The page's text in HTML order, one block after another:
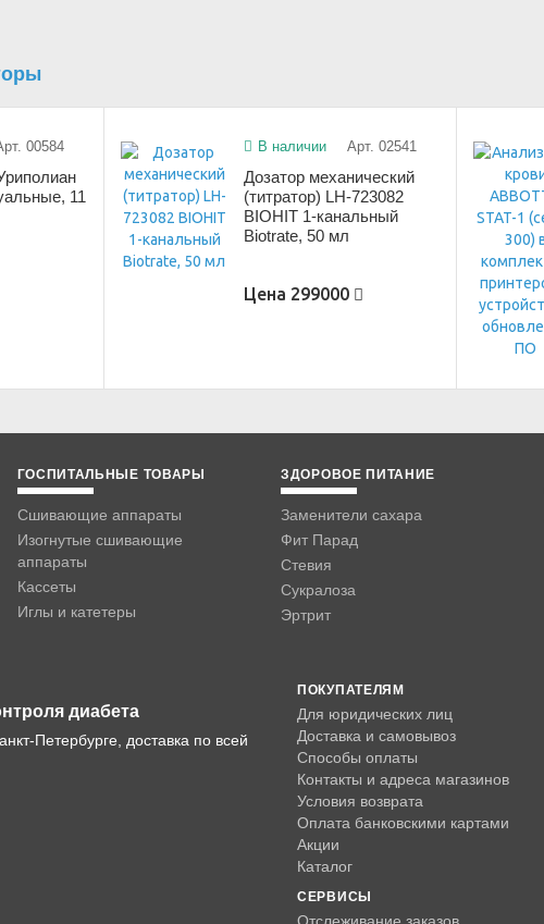
00584
11
В наличии Арт. 02541
Дозатор механический
(титратор) LH-723082
BIOHIT 1-канальный
Biotrate, 50 мл
Цена 299000
ГОСПИТАЛЬНЫЕ ТОВАРЫ
Сшивающие аппараты
Изогнутые сшивающие
аппараты
Кассеты
Иглы и катетеры
ЗДОРОВОЕ ПИТАНИЕ
Заменители сахара
Фит Парад
Стевия
Сукралоза
Эртрит
диабета
Петербурге, доставка по всей
ПОКУПАТЕЛЯМ
Для юридических лиц
Доставка и самовывоз
Способы оплаты
Контакты и адреса магазинов
Условия возврата
Оплата банковскими картами
Акции
Каталог
СЕРВИСЫ
Отслеживание заказов